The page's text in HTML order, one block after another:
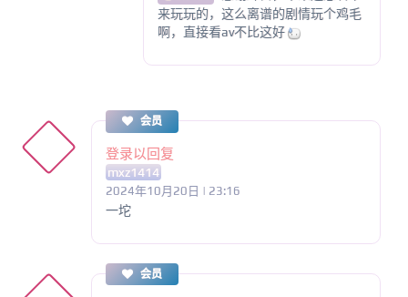
来玩玩的，这么离谱的剧情玩个鸡毛
啊，直接看av不比这好
会员
登录以回复
mxz1414
2024年10月20日 | 23:16
一坨
会员